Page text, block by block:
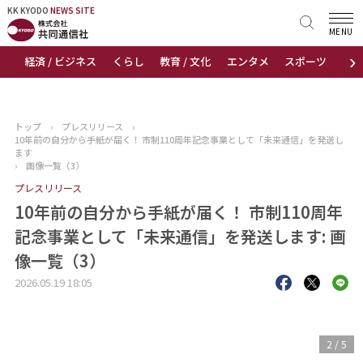
KK KYODO NEWS SITE
›
経済 / ビジネス くらし 教育 / 文化 エンタメ スポーツ 地域
MENU
KK KYODONEWS SITE
トップページ
ニュース
おすすめコンテンツ
出版物
会社概要
トップ › プレスリリース
›
10年前の自分から手紙が届く！ 市制110周年記念事業として「未来通信」を発送し
ます
›
画像一覧（3）
プレスリリース
10年前の自分から手紙が届く！ 市制110周年
記念事業として「未来通信」を発送します: 画
像一覧（3）
2026.05.19 18:05
3 / 5